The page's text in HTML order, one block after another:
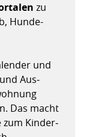
zu
Hunde-
und
Aus­
Das macht
zum Kinder­